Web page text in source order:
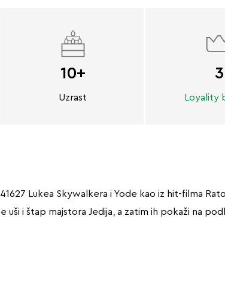
10+
Uzrast
3
Loyality
Lukea Skywalkera i Yode kao iz hit-filma
i štap majstora Jedija, a zatim ih pokaži na